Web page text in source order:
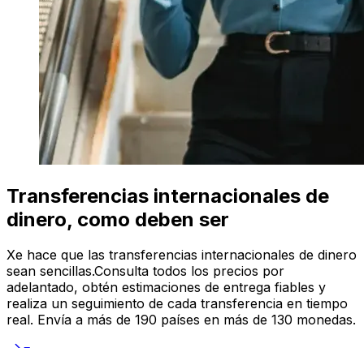
Transferencias internacionales de
dinero, como deben ser
Xe hace que las transferencias internacionales de dinero
sean sencillas.Consulta todos los precios por
adelantado, obtén estimaciones de entrega fiables y
realiza un seguimiento de cada transferencia en tiempo
real. Envía a más de 190 países en más de 130 monedas.